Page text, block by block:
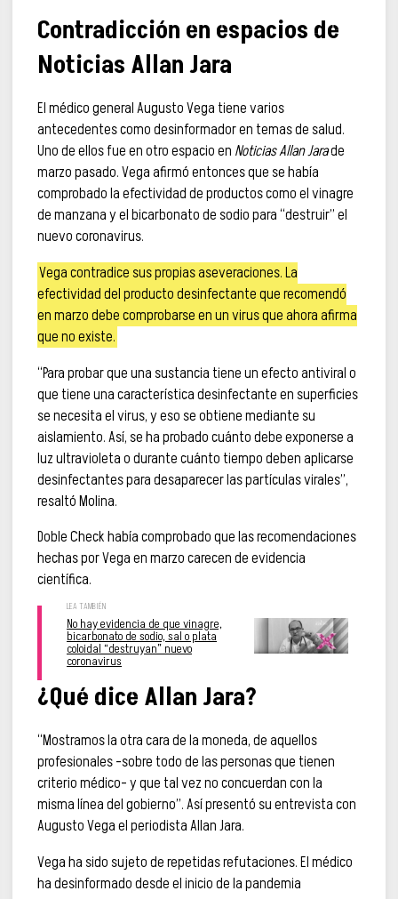
Contradicción en espacios de
Noticias Allan Jara
El médico general Augusto Vega tiene varios
antecedentes como desinformador en temas de salud.
Uno de ellos fue en otro espacio en Noticias Allan Jarade
marzo pasado. Vega afirmó entonces que se había
comprobado la efectividad de productos como el vinagre
de manzana y el bicarbonato de sodio para “destruir” el
nuevo coronavirus.
Vega contradice sus propias aseveraciones. La
efectividad del producto desinfectante que recomendó
en marzo debe comprobarse en un virus que ahora afirma
que no existe.
“Para probar que una sustancia tiene un efecto antiviral o
que tiene una característica desinfectante en superficies
se necesita el virus, y eso se obtiene mediante su
aislamiento. Así, se ha probado cuánto debe exponerse a
luz ultravioleta o durante cuánto tiempo deben aplicarse
desinfectantes para desaparecer las partículas virales”,
resaltó Molina.
Doble Check había comprobado que las recomendaciones
hechas por Vega en marzo carecen de evidencia
científica.
No hay evidencia de que vinagre,
bicarbonato de sodio, sal o plata
coloidal “destruyan” nuevo
coronavirus
¿Qué dice Allan Jara?
“Mostramos la otra cara de la moneda, de aquellos
profesionales –sobre todo de las personas que tienen
criterio médico– y que tal vez no concuerdan con la
misma línea del gobierno”. Así presentó su entrevista con
Augusto Vega el periodista Allan Jara.
Vega ha sido sujeto de repetidas refutaciones. El médico
ha desinformado desde el inicio de la pandemia